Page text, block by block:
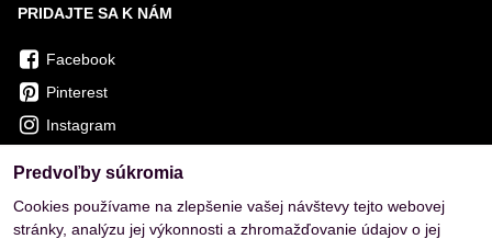
PRIDAJTE SA K NÁM
Facebook
Pinterest
Instagram
Predvoľby súkromia
Cookies používame na zlepšenie vašej návštevy tejto webovej
stránky, analýzu jej výkonnosti a zhromažďovanie údajov o jej